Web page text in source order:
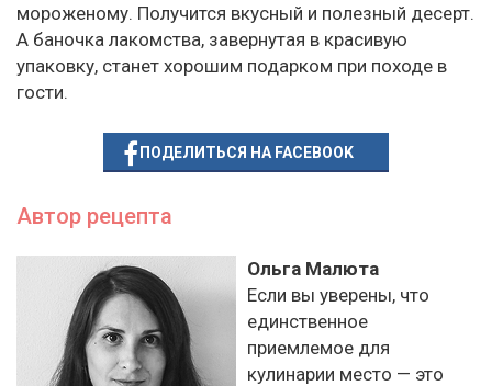
мороженому. Получится вкусный и полезный десерт.
А баночка лакомства, завернутая в красивую
упаковку, станет хорошим подарком при походе в
гости.
ПОДЕЛИТЬСЯ НА FACEBOOK
Автор рецепта
Ольга Малюта
Если вы уверены, что
единственное
приемлемое для
кулинарии место — это